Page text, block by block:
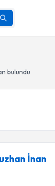
bulundu
İnan